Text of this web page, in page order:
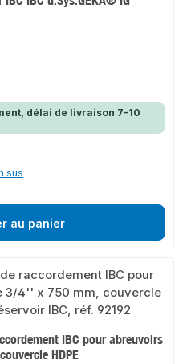
délai de livraison 7-10
sus
au panier
IBC pour abreuvoirs
HDPE